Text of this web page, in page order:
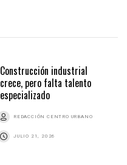
Construcción industrial
crece, pero falta talento
especializado
REDACCIÓN CENTRO URBANO
JULIO 21, 2026